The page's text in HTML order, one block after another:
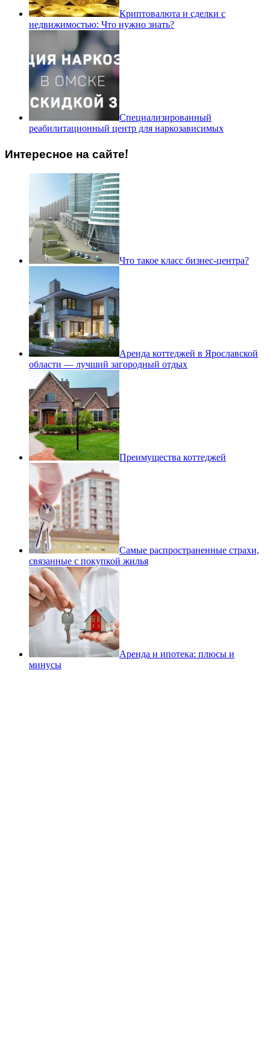
Криптовалюта и сделки с
недвижимостью: Что нужно знать?
Специализированный
реабилитационный центр для наркозависимых
Интересное на сайте!
Что такое класс бизнес-центра?
Аренда коттеджей в Ярославской
области — лучший загородный отдых
Преимущества коттеджей
Самые распространенные страхи,
связанные с покупкой жилья
Аренда и ипотека: плюсы и
минусы